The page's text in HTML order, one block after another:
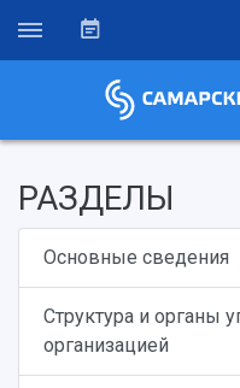
РАЗДЕЛЫ
Основные сведения
Структура и органы
организацией